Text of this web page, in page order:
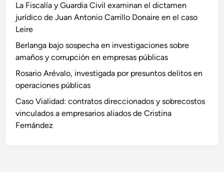
La Fiscalía y Guardia Civil examinan el dictamen
jurídico de Juan Antonio Carrillo Donaire en el caso
Leire
Berlanga bajo sospecha en investigaciones sobre
amaños y corrupción en empresas públicas
Rosario Arévalo, investigada por presuntos delitos en
operaciones públicas
Caso Vialidad: contratos direccionados y sobrecostos
vinculados a empresarios aliados de Cristina
Fernández